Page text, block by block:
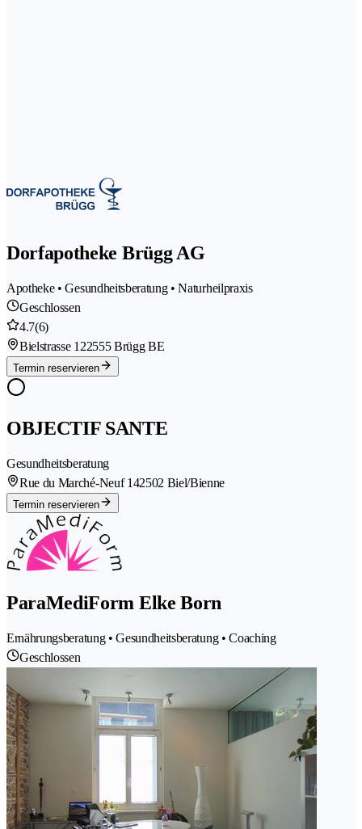
Dorfapotheke Brügg AG
Apotheke • Gesundheitsberatung • Naturheilpraxis
Geschlossen
4.7(6)
Bielstrasse 122555 Brügg BE
Termin reservieren
OBJECTIF SANTE
Gesundheitsberatung
Rue du Marché-Neuf 142502 Biel/Bienne
Termin reservieren
ParaMediForm Elke Born
Ernährungsberatung • Gesundheitsberatung • Coaching
Geschlossen